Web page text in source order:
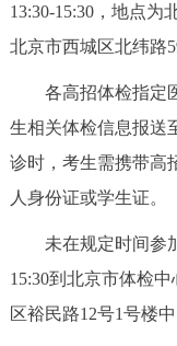
个人服务
中介服务
政民互动
12345网上接诉即办
参与调查
13:30-15:30，地点为
北京市西城区北纬路
各高招体检指定医
生相关体检信息报送
诊时，考生需携带高
人身份证或学生证。
未在规定时间参加
15:30到北京市体检
区裕民路12号1号楼